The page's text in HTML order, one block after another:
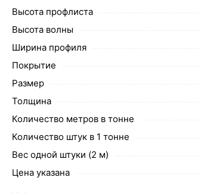
Высота профлиста
Высота волны
Ширина профиля
Покрытие
Размер
Толщина
Количество метров в тонне
Количество штук в 1 тонне
Вес одной штуки (2 м)
Цена указана